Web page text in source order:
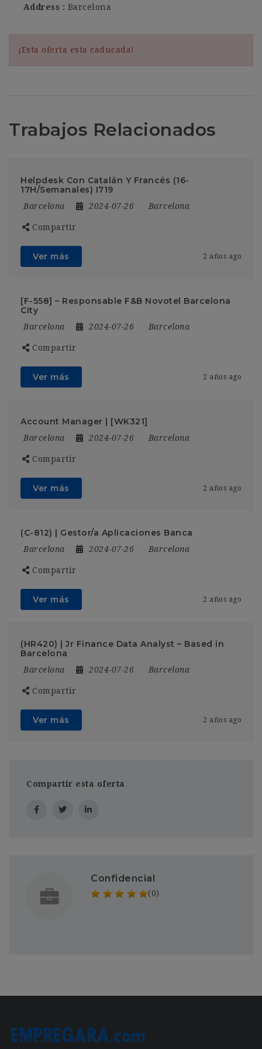
Address Barcelona
¡Esta oferta esta caducada!
Trabajos Relacionados
Helpdesk Con Catalán Y Francés (16-
17H/Semanales) I719
Barcelona 2024-07-26 Barcelona
Compartir
Ver más 2 años ago
[F-558] – Responsable F&B Novotel Barcelona
City
Barcelona 2024-07-26 Barcelona
Compartir
Ver más 2 años ago
Account Manager | [WK321]
Barcelona 2024-07-26 Barcelona
Compartir
Ver más 2 años ago
(C-812) | Gestor/a Aplicaciones Banca
Barcelona 2024-07-26 Barcelona
Compartir
Ver más 2 años ago
(HR420) | Jr Finance Data Analyst – Based in
Barcelona
Barcelona 2024-07-26 Barcelona
Compartir
Ver más 2 años ago
Compartir esta oferta
Confidencial
(0)